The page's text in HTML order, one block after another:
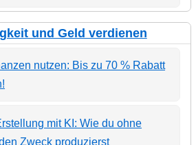
und Geld verdienen
nutzen: Bis zu 70 % Rabatt
mit KI: Wie du ohne
Zweck produzierst